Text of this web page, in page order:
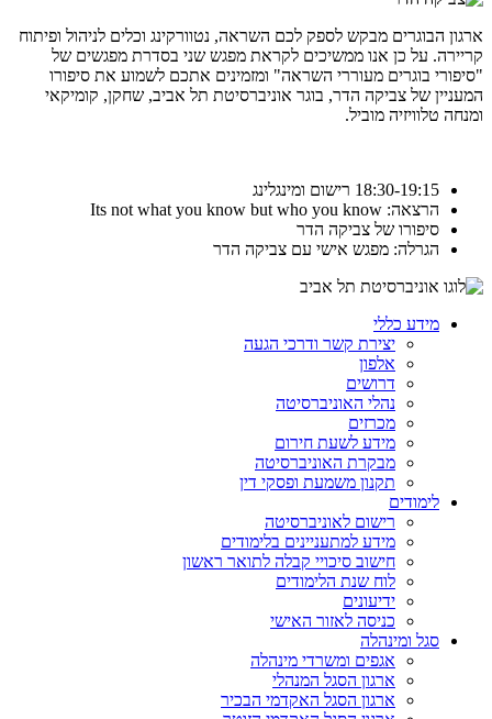
ארגון הבוגרים מבקש לספק לכם השראה, נטוורקינג וכלים לניהול ופיתוח
קריירה. על כן אנו ממשיכים לקראת מפגש שני בסדרת מפגשים של
"סיפורי בוגרים מעוררי השראה" ומזמינים אתכם לשמוע את סיפורו
המעניין של צביקה הדר, בוגר אוניברסיטת תל אביב, שחקן, קומיקאי
ומנחה טלוויזיה מוביל.
18:30-19:15 רישום ומינגלינג
הרצאה: Its not what you know but who you know
סיפורו של צביקה הדר
הגרלה: מפגש אישי עם צביקה הדר
מידע כללי
יצירת קשר ודרכי הגעה
אלפון
דרושים
נהלי האוניברסיטה
מכרזים
מידע לשעת חירום
מבקרת האוניברסיטה
תקנון משמעת ופסקי דין
לימודים
רישום לאוניברסיטה
מידע למתעניינים בלימודים
חישוב סיכויי קבלה לתואר ראשון
לוח שנת הלימודים
ידיעונים
כניסה לאזור האישי
סגל ומינהלה
אגפים ומשרדי מינהלה
ארגון הסגל המנהלי
ארגון הסגל האקדמי הבכיר